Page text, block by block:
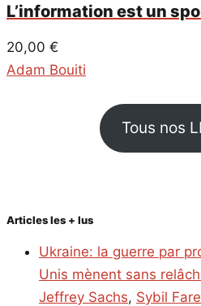
L’information est un
20,00 €
Adam Bouiti
Tous nos
Articles les + lus
Ukraine: la guerre par
Unis mènent sans
Jeffrey Sachs, Sybil